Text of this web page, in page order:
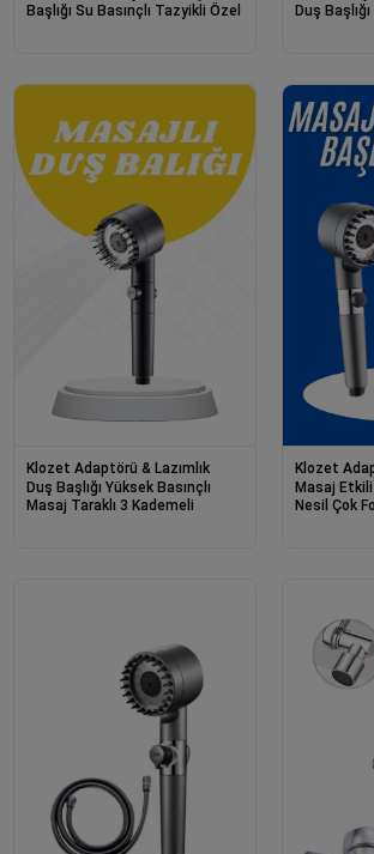
Başlığı Su Basınçlı Tazyikli Özel
Duş
Klozet Adaptörü & Lazımlık
Duş Başlığı Yüksek Basınçlı
Masaj Taraklı 3 Kademeli
Klozet
Masaj Etkili
Nesil Çok